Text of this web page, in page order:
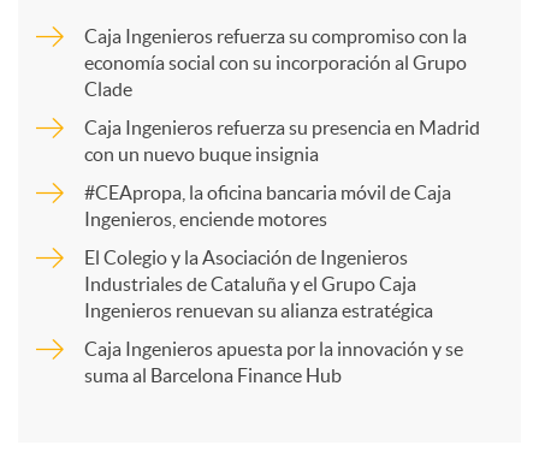
r
Caja Ingenieros refuerza su compromiso con la
economía social con su incorporación al Grupo
Clade
Caja Ingenieros refuerza su presencia en Madrid
con un nuevo buque insignia
#CEApropa, la oficina bancaria móvil de Caja
Ingenieros, enciende motores
El Colegio y la Asociación de Ingenieros
Industriales de Cataluña y el Grupo Caja
Ingenieros renuevan su alianza estratégica
Caja Ingenieros apuesta por la innovación y se
suma al Barcelona Finance Hub